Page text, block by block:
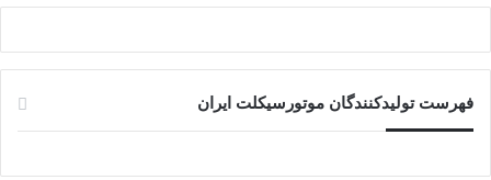
فهرست تولیدکنندگان موتورسیکلت ایران